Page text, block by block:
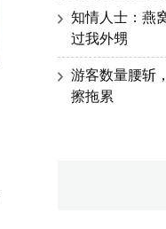
知情人士：燕
过我外甥
游客数量腰斩
擦拖累